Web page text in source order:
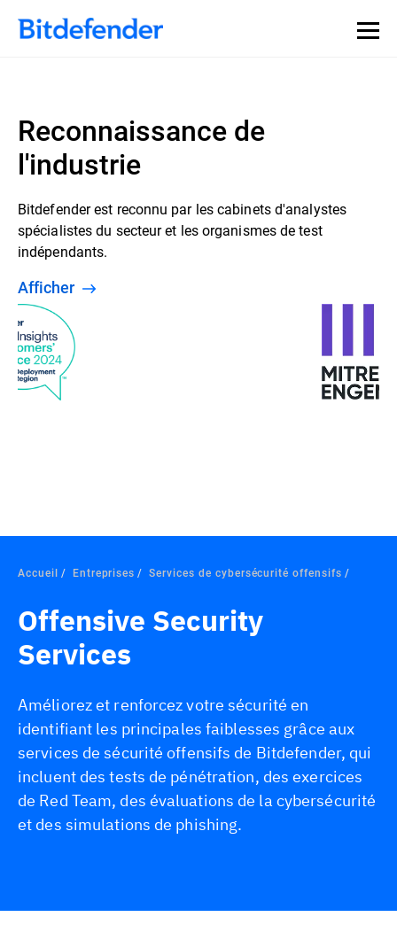
Reconnaissance de
l'industrie
Bitdefender est reconnu par les cabinets d'analystes
spécialistes du secteur et les organismes de test
indépendants.
Afficher
Accueil Entreprises Services de cybersécurité offensifs
Offensive Security
Services
Améliorez et renforcez votre sécurité en
identifiant les principales faiblesses grâce aux
services de sécurité offensifs de Bitdefender, qui
incluent des tests de pénétration, des exercices
de Red Team, des évaluations de la cybersécurité
et des simulations de phishing.